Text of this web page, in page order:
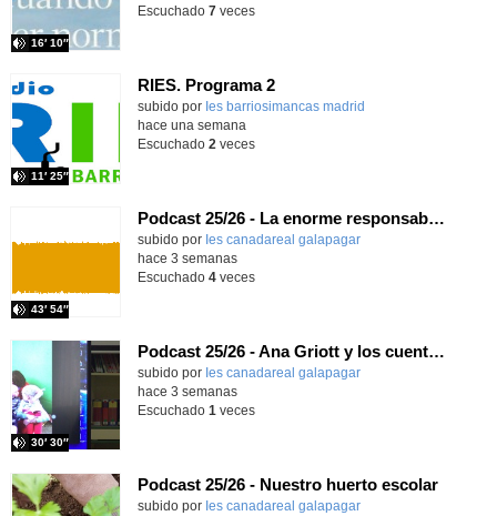
16′ 10″
Escuchado 7veces
RIES. Programa 2
Contenido educativo.
subido por Ies barriosimancas madrid
11′ 25″
hace una semana
Escuchado 2 veces
Podcast 25/26 - La enorme responsabilidad de ser juez
subido por Ies canadareal galapagar
43′ 54″
-
hace 3 semanas
Escuchado 4veces
Podcast 25/26 - Ana Griott y los cuentos de las voces olvidadas
subido por Ies canadareal galapagar
30′ 30″
-
hace 3 semanas
Escuchado 1 veces
Podcast 25/26 - Nuestro huerto escolar
subido por Ies canadareal galapagar-